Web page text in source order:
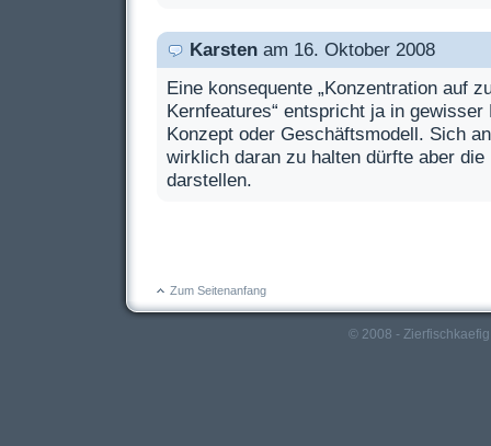
Karstenam 16. Oktober 2008
Eine konsequente „Konzentration auf
Kernfeatures“ entspricht ja in
Konzept oder Geschäftsmodell. Sich
wirklich daran zu halten dürfte aber die
darstellen.
Zum Seitenanfang
© 2008 -